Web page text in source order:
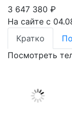
3 647 380 ₽
На сайте с
Кратко
Посмотреть